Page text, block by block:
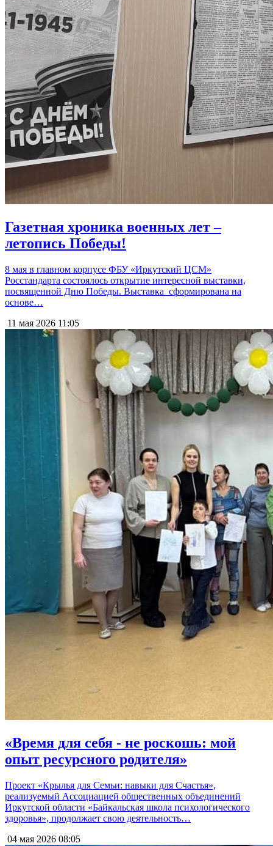
Газетная хроника военных лет –
летопись Победы!
8 мая в главном корпусе ФБУ «Иркутский ЦСМ»
Росстандарта состоялось открытие интересной выставки,
посвященной Дню Победы. Выставка сформирована на
основе…
11 мая 2026 11:05
«Время для себя - не роскошь: мой
опыт ресурсного родителя»
Проект «Крылья для Семьи: навыки для Счастья»,
реализуемый Ассоциацией общественных объединений
Иркутской области «Байкальская школа психологического
здоровья», продолжает свою деятельность…
04 мая 2026 08:05